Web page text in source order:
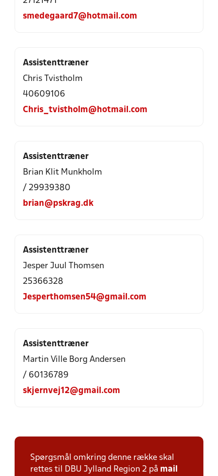
smedegaard7@hotmail.com
Assistenttræner
Chris Tvistholm
40609106
Chris_tvistholm@hotmail.com
Assistenttræner
Brian Klit Munkholm
/ 29939380
brian@pskrag.dk
Assistenttræner
Jesper Juul Thomsen
25366328
Jesperthomsen54@gmail.com
Assistenttræner
Martin Ville Borg Andersen
/ 60136789
skjernvej12@gmail.com
Spørgsmål omkring denne række skal
rettes til DBU Jylland Region 2 på mail